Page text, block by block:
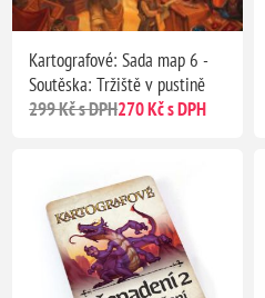
Kartografové: Sada map 6 -
Soutěska: Tržiště v pustině
299 Kč s DPH270 Kč s DPH